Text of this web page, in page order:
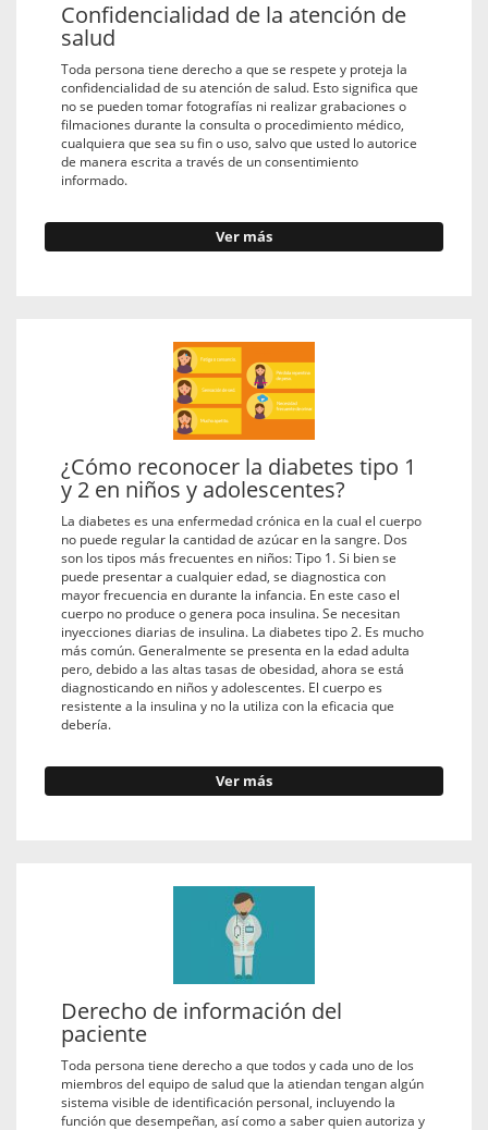
Confidencialidad de la atención de
salud
Toda persona tiene derecho a que se respete y proteja la
confidencialidad de su atención de salud. Esto significa que
no se pueden tomar fotografías ni realizar grabaciones o
filmaciones durante la consulta o procedimiento médico,
cualquiera que sea su fin o uso, salvo que usted lo autorice
de manera escrita a través de un consentimiento
informado.
Ver más
¿Cómo reconocer la diabetes tipo 1
y 2 en niños y adolescentes?
La diabetes es una enfermedad crónica en la cual el cuerpo
no puede regular la cantidad de azúcar en la sangre. Dos
son los tipos más frecuentes en niños: Tipo 1. Si bien se
puede presentar a cualquier edad, se diagnostica con
mayor frecuencia en durante la infancia. En este caso el
cuerpo no produce o genera poca insulina. Se necesitan
inyecciones diarias de insulina. La diabetes tipo 2. Es mucho
más común. Generalmente se presenta en la edad adulta
pero, debido a las altas tasas de obesidad, ahora se está
diagnosticando en niños y adolescentes. El cuerpo es
resistente a la insulina y no la utiliza con la eficacia que
debería.
Ver más
Derecho de información del
paciente
Toda persona tiene derecho a que todos y cada uno de los
miembros del equipo de salud que la atiendan tengan algún
sistema visible de identificación personal, incluyendo la
función que desempeñan, así como a saber quien autoriza y